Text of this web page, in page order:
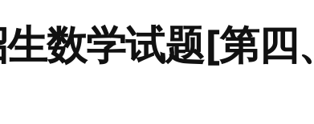
数学试题[第四、